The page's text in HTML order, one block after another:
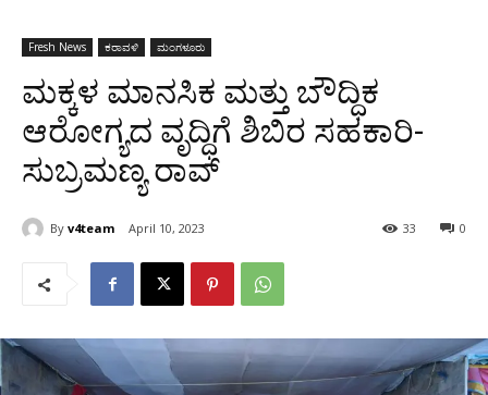
Fresh News ಕರಾವಳಿ ಮಂಗಳೂರು
ಮಕ್ಕಳ ಮಾನಸಿಕ ಮತ್ತು ಬೌದ್ಧಿಕ
ಆರೋಗ್ಯದ ವೃದ್ಧಿಗೆ ಶಿಬಿರ ಸಹಕಾರಿ-
ಸುಬ್ರಮಣ್ಯ ರಾವ್
By v4team April 10, 2023 0
33